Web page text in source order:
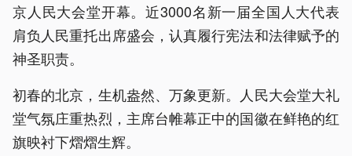
京人民大会堂开幕。近3000名新一届全国人大代表
肩负人民重托出席盛会，认真履行宪法和法律赋予的
神圣职责。
初春的北京，生机盎然、万象更新。人民大会堂大礼
堂气氛庄重热烈，主席台帷幕正中的国徽在鲜艳的红
旗映衬下熠熠生辉。